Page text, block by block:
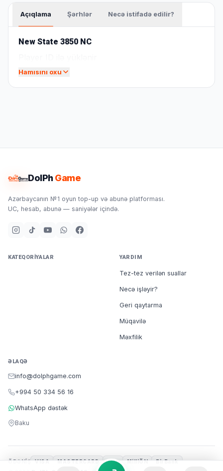
Açıqlama Şərhlər Necə istifadə edilir?
New State 3850 NC
Hamısını oxu
DolPhGame
Azərbaycanın №1 oyun top-up və abunə platforması.
UC, hesab, abunə — saniyələr içində.
KATEQORIYALAR YARDIM
Tez-tez verilən suallar
Necə işləyir?
Geri qaytarma
Müqavilə
Məxfilik
ƏLAQƏ
info@dolphgame.com
+994 50 334 56 16
WhatsApp dəstək
Baku
ÖDƏNIŞ VISA MASTERCARD m10 MilliÖN BirBank